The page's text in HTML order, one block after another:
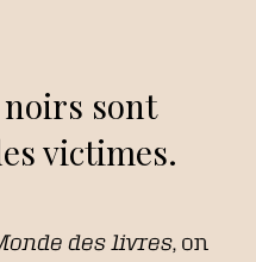
noirs sont
victimes.
des livres, on